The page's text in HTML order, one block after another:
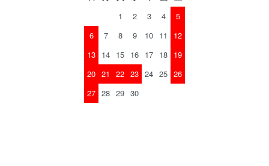
1
2 3 4
5
6
7 8 9 10 11
12
13 14 15 16 17 18 19
20 21 22 23 24 25 26
27 28 29 30